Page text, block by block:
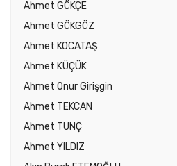
Ahmet GÖKÇE
Ahmet GÖKGÖZ
Ahmet KOCATAŞ
Ahmet KÜÇÜK
Ahmet Onur Girişgin
Ahmet TEKCAN
Ahmet TUNÇ
Ahmet YILDIZ